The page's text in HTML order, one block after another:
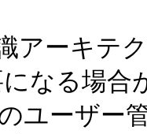
アーキテ
なる場合
ユーザー